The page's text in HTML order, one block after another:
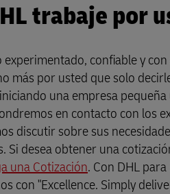
trabaje por
confiable y con
más por usted que solo
una empresa
en contacto con los
discutir sobre sus
Si desea obtener una
una Cotización. Con DHL
con "Excellence. Simply